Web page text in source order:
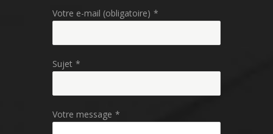
Votre e-mail (obligatoire) *
Sujet *
Votre message *